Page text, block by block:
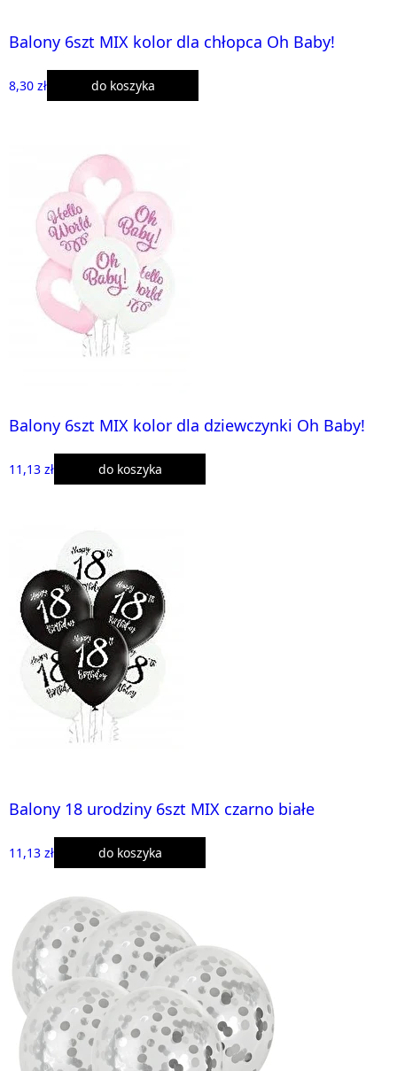
Balony 6szt MIX kolor dla chłopca Oh Baby!
8,30 zł do koszyka
Balony 6szt MIX kolor dla dziewczynki Oh Baby!
11,13 zł do koszyka
Balony 18 urodziny 6szt MIX czarno białe
11,13 zł do koszyka